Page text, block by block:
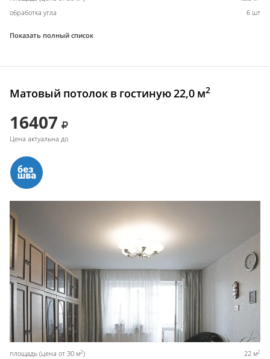
обработка угла
6 шт
Показать полный список
Матовый потолок в гостиную 22,0 м2
16407
Цена актуальна до
площадь (цена от 30 м2) 22 м2